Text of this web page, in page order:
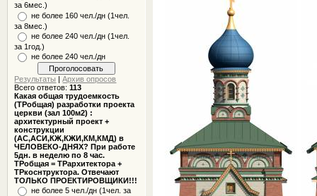
за 6мес.)
не более 160 чел./дн (1чел.
за 8мес.)
не более 240 чел./дн (1чел.
за 1год.)
не более 240 чел./дн
Результаты |Архив опросов
Всего ответов:113
Какая общая трудоемкость
(ТРобщая) разработки проекта
церкви (зал 100м2) :
архитектурный проект +
конструкции
(АС,АСИ,КЖ,КЖИ,КМ,КМД) в
ЧЕЛОВЕКО-ДНЯХ? При работе
5дн. в неделю по 8 час.
ТРобщая = ТРархитектора +
ТРкоснтруктора. Отвечают
ТОЛЬКО ПРОЕКТИРОВЩИКИ!!!
не более 5 чел./дн (1чел. за